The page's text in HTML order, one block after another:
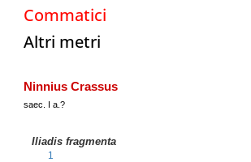
Commatici
Altri metri
Ninnius Crassus
saec. I a.?
Iliadis fragmenta
1